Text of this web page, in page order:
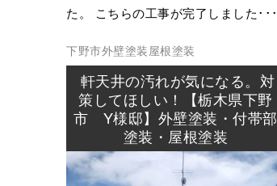
た。 こちらの工事が完了しました･･･
下野市外壁塗装屋根塗装
軒天井の汚れが気になる。対
策してほしい！【栃木県下野
市 Y様邸】外壁塗装・付帯部
塗装・屋根塗装